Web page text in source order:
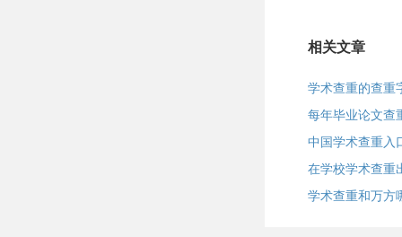
相关文章
学术查重的查重
每年毕业论文查
中国学术查重入
在学校学术查重
学术查重和万方